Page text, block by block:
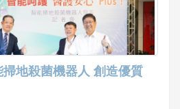
灸，復健改善，已經可以自
，甚至可以恢復負重肌力訓
地殺菌機器人 創造優質